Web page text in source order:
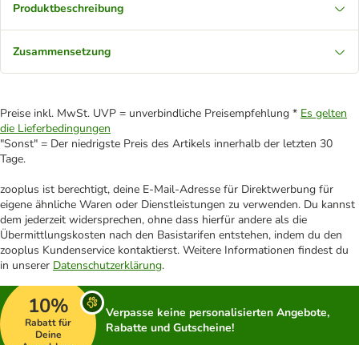
Produktbeschreibung
Zusammensetzung
Preise inkl. MwSt. UVP = unverbindliche Preisempfehlung * Es gelten
die Lieferbedingungen
"Sonst" = Der niedrigste Preis des Artikels innerhalb der letzten 30
Tage.
zooplus ist berechtigt, deine E-Mail-Adresse für Direktwerbung für
eigene ähnliche Waren oder Dienstleistungen zu verwenden. Du kannst
dem jederzeit widersprechen, ohne dass hierfür andere als die
Übermittlungskosten nach den Basistarifen entstehen, indem du den
zooplus Kundenservice kontaktierst. Weitere Informationen findest du
in unserer Datenschutzerklärung.
10%
Rabatt für
Deine
Verpasse keine personalisierten Angebote,
Rabatte und Gutscheine!